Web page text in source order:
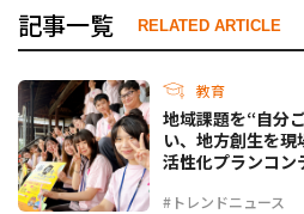
記事一覧 RELATED ARTICLE
教育
#トレンドニュース
地域課題を“自分
い、地方創生を
活性化プランコン